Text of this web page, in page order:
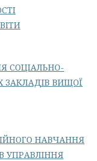
СОЦІАЛЬНО-
ЗАКЛАДІВ ВИЩОЇ
НАВЧАННЯ
УПРАВЛІННЯ